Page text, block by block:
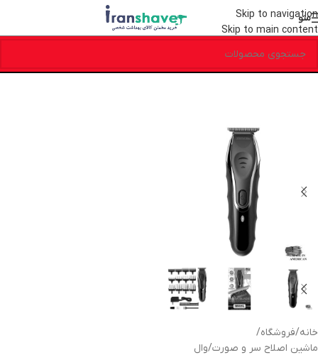
Skip to navigation
Skip to main content
منو
خانه/فروشگاه/
ماشین اصلاح سر و صورت/وال